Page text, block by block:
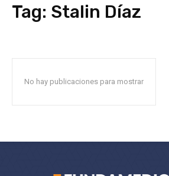
Tag: Stalin Díaz
No hay publicaciones para mostrar